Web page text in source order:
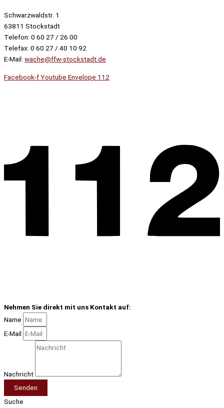
Schwarzwaldstr. 1
63811 Stockstadt
Telefon: 0 60 27 / 26 00
Telefax: 0 60 27 / 40 10 92
E-Mail: wache@ffw-stockstadt.de
Facebook-fYoutube Envelope 112
Nehmen Sie direkt mit uns Kontakt auf:
Name
E-Mail
Nachricht
Senden
Suche